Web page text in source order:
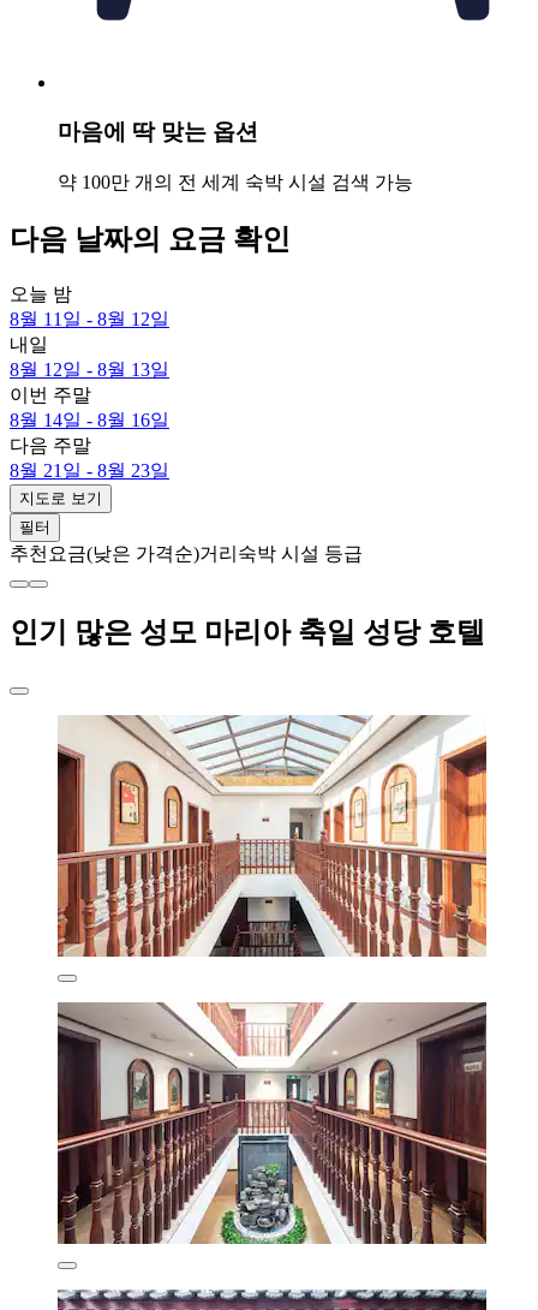
마음에 딱 맞는 옵션
약 100만 개의 전 세계 숙박 시설 검색 가능
다음 날짜의 요금 확인
오늘 밤
8월 11일 - 8월 12일
내일
8월 12일 - 8월 13일
이번 주말
8월 14일 - 8월 16일
다음 주말
8월 21일 - 8월 23일
지도로 보기
필터
추천 요금(낮은 가격순)거리 숙박 시설 등급
인기 많은 성모 마리아 축일 성당 호텔